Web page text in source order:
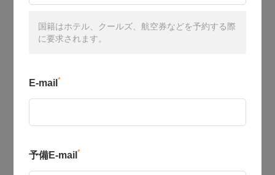
国籍はホテル、クールズ、航空券などを予約する際
に要求されます。
E-mail *
予備E-mail *